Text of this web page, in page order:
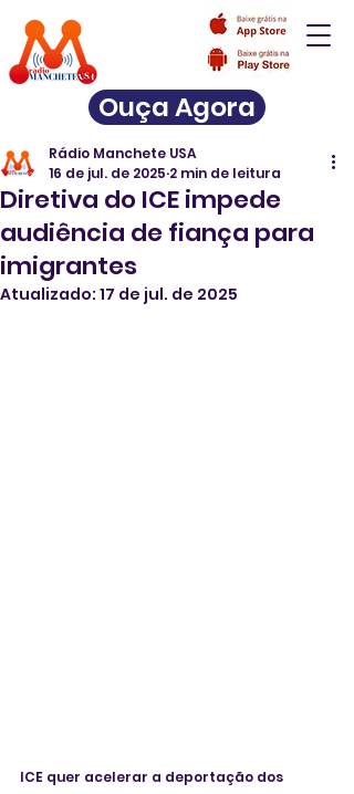
Ouça Agora
Diretiva do ICE impede
audiência de fiança para
imigrantes
Rádio Manchete USA
16 de jul. de 2025 2 min de leitura
Atualizado: 17 de jul. de 2025
ICE quer acelerar a deportação dos